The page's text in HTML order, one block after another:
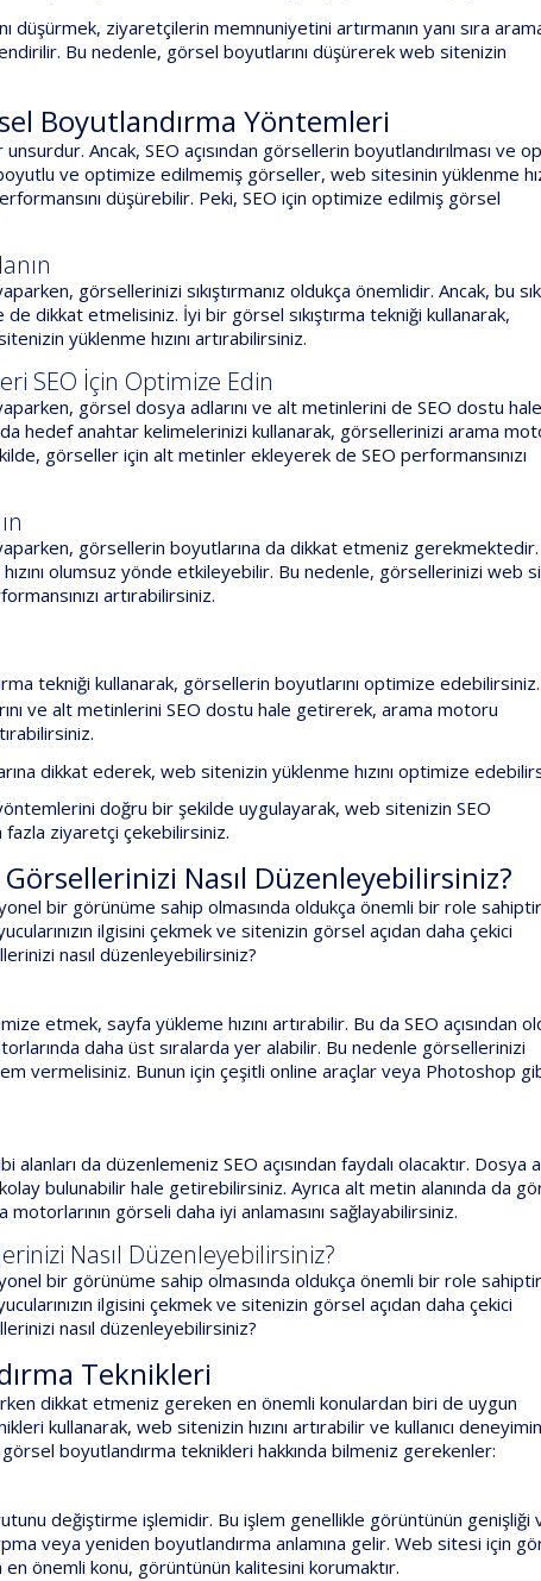
düşürmek, ziyaretçilerin memnuniyetini artırmanın yanı sıra
Bu nedenle, görsel boyutlarını düşürerek web sitenizin
Boyutlandırma Yöntemleri
Ancak, SEO açısından görsellerin boyutlandırılması ve
ve optimize edilmemiş görseller, web sitesinin yüklenme
düşürebilir. Peki, SEO için optimize edilmiş görsel
görsellerinizi sıkıştırmanız oldukça önemlidir. Ancak, bu
dikkat etmelisiniz. İyi bir görsel sıkıştırma tekniği kullanarak,
yüklenme hızını artırabilirsiniz.
SEO İçin Optimize Edin
görsel dosya adlarını ve alt metinlerini de SEO dostu hale
hedef anahtar kelimelerinizi kullanarak, görsellerinizi arama
görseller için alt metinler ekleyerek de SEO performansınızı
görsellerin boyutlarına da dikkat etmeniz gerekmektedir.
olumsuz yönde etkileyebilir. Bu nedenle, görsellerinizi web
artırabilirsiniz.
tekniği kullanarak, görsellerin boyutlarını optimize edebilirsiniz.
ve alt metinlerini SEO dostu hale getirerek, arama motoru
dikkat ederek, web sitenizin yüklenme hızını optimize
doğru bir şekilde uygulayarak, web sitenizin SEO
ziyaretçi çekebilirsiniz.
Nasıl Düzenleyebilirsiniz?
bir görünüme sahip olmasında oldukça önemli bir role
ilgisini çekmek ve sitenizin görsel açıdan daha çekici
nasıl düzenleyebilirsiniz?
etmek, sayfa yükleme hızını artırabilir. Bu da SEO açısından
daha üst sıralarda yer alabilir. Bu nedenle görsellerinizi
vermelisiniz. Bunun için çeşitli online araçlar veya Photoshop
da düzenlemeniz SEO açısından faydalı olacaktır. Dosya
bulunabilir hale getirebilirsiniz. Ayrıca alt metin alanında da
görseli daha iyi anlamasını sağlayabilirsiniz.
Nasıl Düzenleyebilirsiniz?
bir görünüme sahip olmasında oldukça önemli bir role
ilgisini çekmek ve sitenizin görsel açıdan daha çekici
nasıl düzenleyebilirsiniz?
Teknikleri
dikkat etmeniz gereken en önemli konulardan biri de uygun
kullanarak, web sitenizin hızını artırabilir ve kullanıcı
boyutlandırma teknikleri hakkında bilmeniz gerekenler:
değiştirme işlemidir. Bu işlem genellikle görüntünün genişliği
veya yeniden boyutlandırma anlamına gelir. Web sitesi için
önemli konu, görüntünün kalitesini korumaktır.